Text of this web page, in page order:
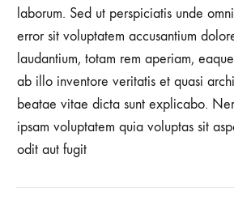
laborum. Sed ut perspiciatis unde
error sit voluptatem accusantium
laudantium, totam rem aperiam,
ab illo inventore veritatis et quasi
beatae vitae dicta sunt explicabo.
ipsam voluptatem quia voluptas sit
odit aut fugit